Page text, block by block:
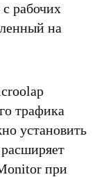
рабочих
на
трафика
установить
при